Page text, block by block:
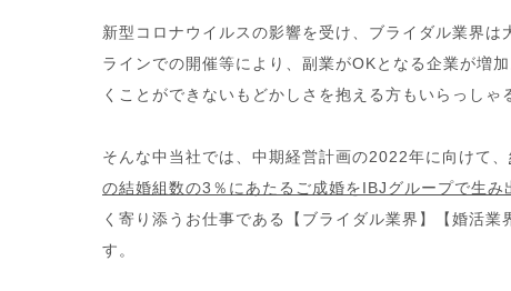
新型コロナウイルスの影響を受け、ブライダル業界
ラインでの開催等により、副業がOKとなる企業が増
くことができないもどかしさを抱える方もいらっしゃ
そんな中当社では、中期経営計画の2022年に向けて、
の結婚組数の3％にあたるご成婚をIBJグループで生み
く寄り添うお仕事である【ブライダル業界】【婚活
す。